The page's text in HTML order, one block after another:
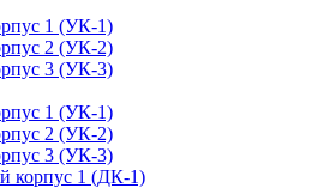
1 (УК-1)
2 (УК-2)
3 (УК-3)
1 (УК-1)
2 (УК-2)
3 (УК-3)
корпус 1 (ДК-1)